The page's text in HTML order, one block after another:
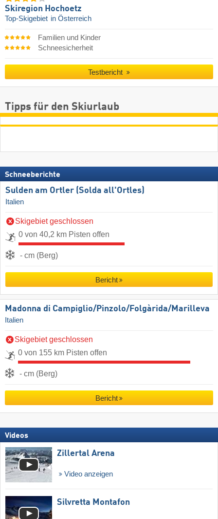
Skiregion Hochoetz
Top-Skigebiet in Österreich
Familien und Kinder
Schneesicherheit
Testbericht
Tipps für den Skiurlaub
Schneeberichte
Sulden am Ortler (Solda all'Ortles)
Italien
Skigebiet geschlossen
0 von 40,2 km Pisten offen
- cm (Berg)
Bericht
Madonna di Campiglio/​Pinzolo/​Folgàrida/​Marilleva
Italien
Skigebiet geschlossen
0 von 155 km Pisten offen
- cm (Berg)
Bericht
Videos
Zillertal Arena
Video anzeigen
Silvretta Montafon